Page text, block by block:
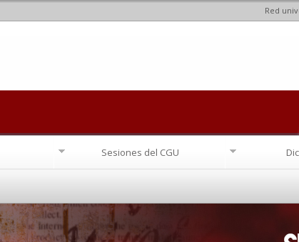
Red
Sesiones del CGU